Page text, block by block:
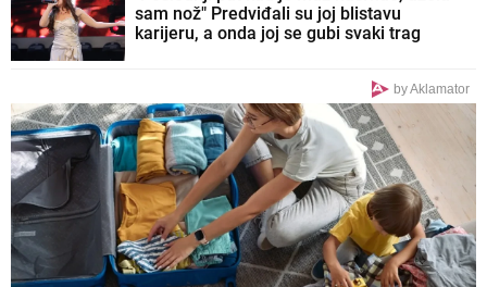
sam nož" Predviđali su joj blistavu
karijeru, a onda joj se gubi svaki trag
by Aklamator